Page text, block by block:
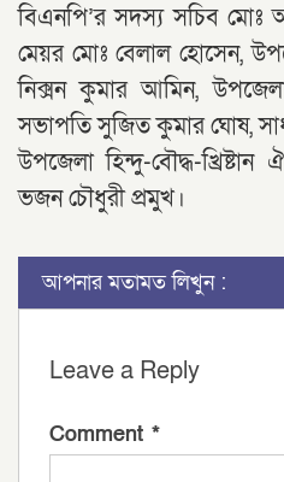
বিএনপি’র সদস্য সচিব
মেয়র মোঃ বেলাল হোসেন,
নিক্সন কুমার আমিন,
সভাপতি সুজিত কুমার ঘোষ,
উপজেলা হিন্দু-বৌদ্ধ-
ভজন চৌধুরী প্রমুখ।
আপনার মতামত লিখুন :
Leave a Reply
Comment *